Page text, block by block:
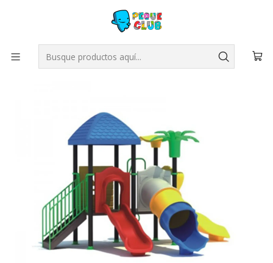
JUEGOS PLAZA Modulares Exterior
JUEGO MODULAR PLAZA 24